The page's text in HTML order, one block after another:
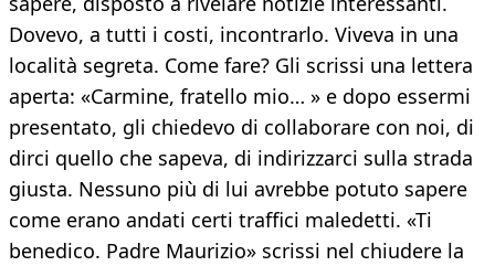
Dovevo, a tutti i costi, incontrarlo. Viveva in una
località segreta. Come fare? Gli scrissi una lettera
aperta: «Carmine, fratello mio… » e dopo essermi
presentato, gli chiedevo di collaborare con noi, di
dirci quello che sapeva, di indirizzarci sulla strada
giusta. Nessuno più di lui avrebbe potuto sapere
come erano andati certi traffici maledetti. «Ti
benedico. Padre Maurizio» scrissi nel chiudere la